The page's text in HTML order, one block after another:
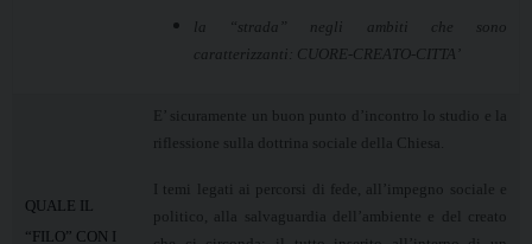
la “strada” negli ambiti che sono
caratterizzanti: CUORE-CREATO-CITTA’
QUALE IL
“FILO” CON I
E’ sicuramente un buon punto d’incontro lo studio e la
riflessione sulla dottrina sociale della Chiesa.
I temi legati ai percorsi di fede, all’impegno sociale e
politico, alla salvaguardia dell’ambiente e del creato